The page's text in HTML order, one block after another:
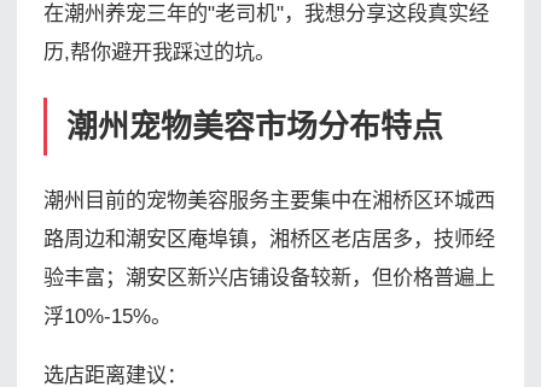
在潮州养宠三年的"老司机"，我想分享这段真实经
历,帮你避开我踩过的坑。
潮州宠物美容市场分布特点
潮州目前的宠物美容服务主要集中在湘桥区环城西
路周边和潮安区庵埠镇，湘桥区老店居多，技师经
验丰富；潮安区新兴店铺设备较新，但价格普遍上
浮10%-15%。
选店距离建议：